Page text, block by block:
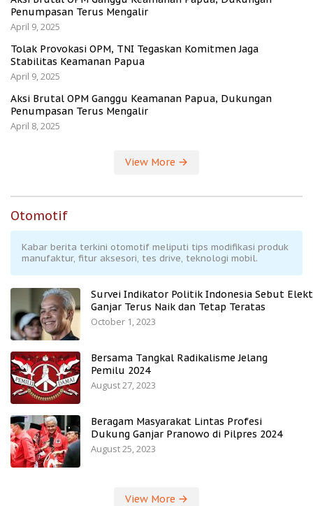
Penumpasan Terus Mengalir
April 9, 2025
Tolak Provokasi OPM, TNI Tegaskan Komitmen Jaga
Stabilitas Keamanan Papua
April 9, 2025
Aksi Brutal OPM Ganggu Keamanan Papua, Dukungan
Penumpasan Terus Mengalir
April 8, 2025
View More
Otomotif
Kabar berita terkini otomotif meliputi tips modifikasi produk
manufaktur, fitur aksesori, tes drive, teknologi mobil.
Survei Indikator Politik Indonesia Sebut
Ganjar Terus Naik dan Tetap Teratas
October 1, 2023
Bersama Tangkal Radikalisme Jelang
Pemilu 2024
August 27, 2023
Beragam Masyarakat Lintas Profesi
Dukung Ganjar Pranowo di Pilpres 2024
August 25, 2023
View More